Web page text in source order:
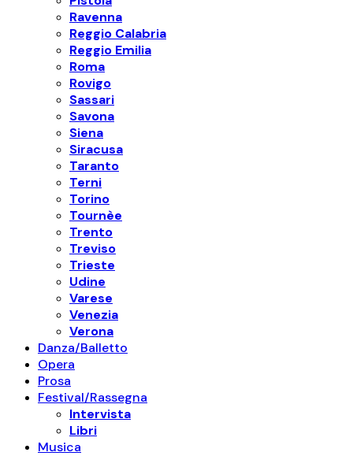
Ravenna
Reggio Calabria
Reggio Emilia
Roma
Rovigo
Sassari
Savona
Siena
Siracusa
Taranto
Terni
Torino
Tournèe
Trento
Treviso
Trieste
Udine
Varese
Venezia
Verona
Danza/Balletto
Opera
Prosa
Festival/Rassegna
Intervista
Libri
Musica